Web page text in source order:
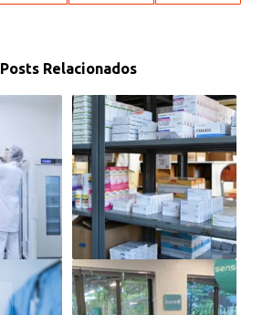
Posts Relacionados